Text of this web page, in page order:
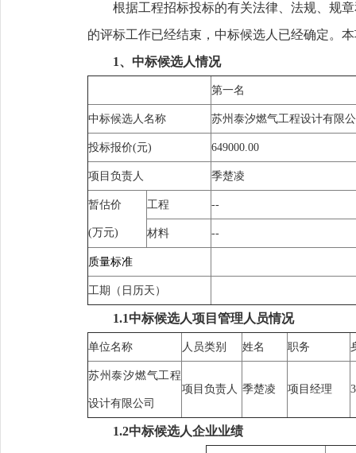
根据工程招标投标的有关法律、法规、规
的评标工作已经结束，中标候选人已经确定。
1、 中标候选人情况
第一名
中标候选人名称 苏州泰汐燃气工程设计有限
投标报价(元) 649000.00
项目负责人 季楚凌
暂估价
(万元)
工程 --
材料 --
质量标准
工期（日历天）
1.1中标候选人项目管理人员情况
单位名称 人员类别 姓名 职务
苏州泰汐燃气工程
设计有限公司
项目负责人 季楚凌 项目经理
1.2中标候选人企业业绩